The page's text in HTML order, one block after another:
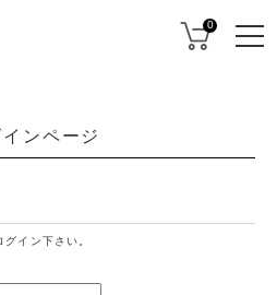
0
インページ
イン下さい。